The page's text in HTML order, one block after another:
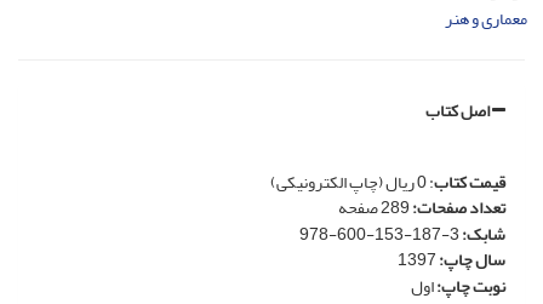
معماری و هنر
اصل کتاب
قیمت کتاب: 0 ریال (چاپ الکترونیکی)
تعداد صفحات:
شابک:
سال چاپ:1397
نوبت چاپ:اول